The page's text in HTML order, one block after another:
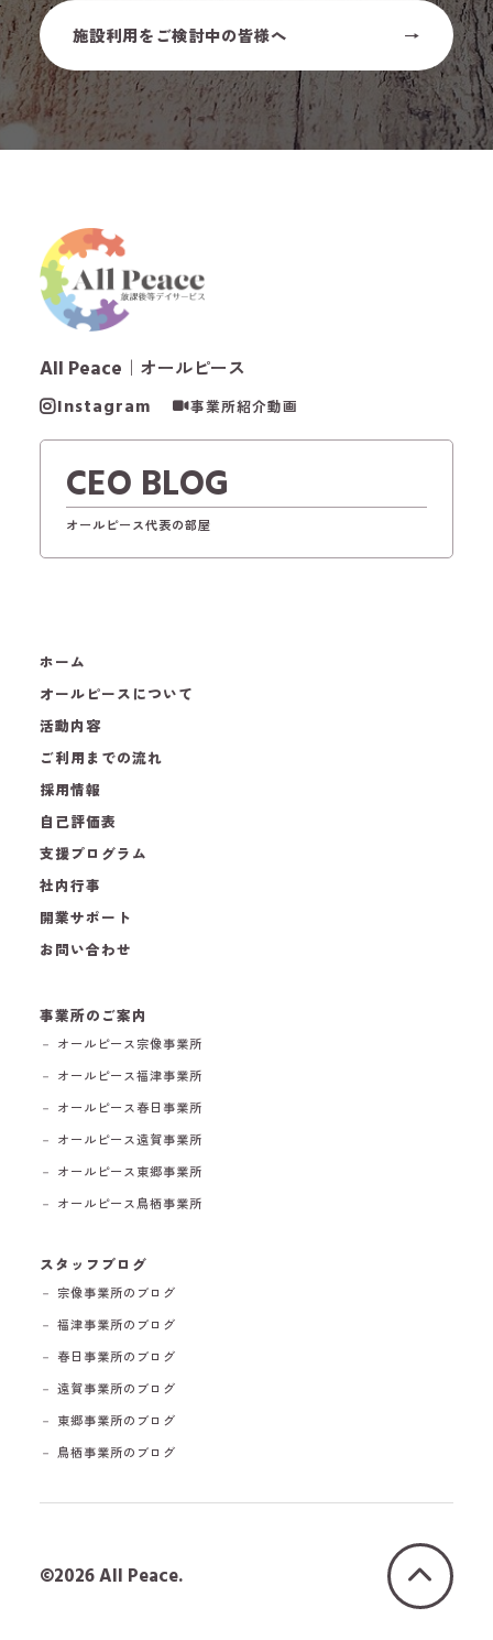
施設利用をご検討中の皆様へ
All Peace ｜オールピース
Instagram 事業所紹介動画
CEO BLOG
オールピース代表の部屋
ホーム
オールピースについて
活動内容
ご利用までの流れ
採用情報
自己評価表
支援プログラム
社内行事
開業サポート
お問い合わせ
事業所のご案内
－ オールピース宗像事業所
－ オールピース福津事業所
－ オールピース春日事業所
－ オールピース遠賀事業所
－ オールピース東郷事業所
－ オールピース鳥栖事業所
スタッフブログ
－ 宗像事業所のブログ
－ 福津事業所のブログ
－ 春日事業所のブログ
－ 遠賀事業所のブログ
－ 東郷事業所のブログ
－ 鳥栖事業所のブログ
©2026 All Peace.